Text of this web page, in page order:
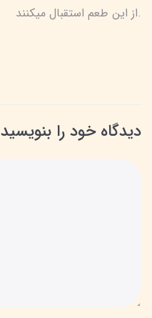
از این طعم استقبال میکنند.
دیدگاه خود را بنویسید